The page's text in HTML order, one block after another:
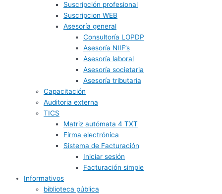
Suscripción profesional
Suscripcion WEB
Asesoría general
Consultoría LOPDP
Asesoría NIIF’s
Asesoría laboral
Asesoría societaria
Asesoría tributaria
Capacitación
Auditoria externa
TICS
Matriz autómata 4 TXT
Firma electrónica
Sistema de Facturación
Iniciar sesión
Facturación simple
Informativos
biblioteca pública